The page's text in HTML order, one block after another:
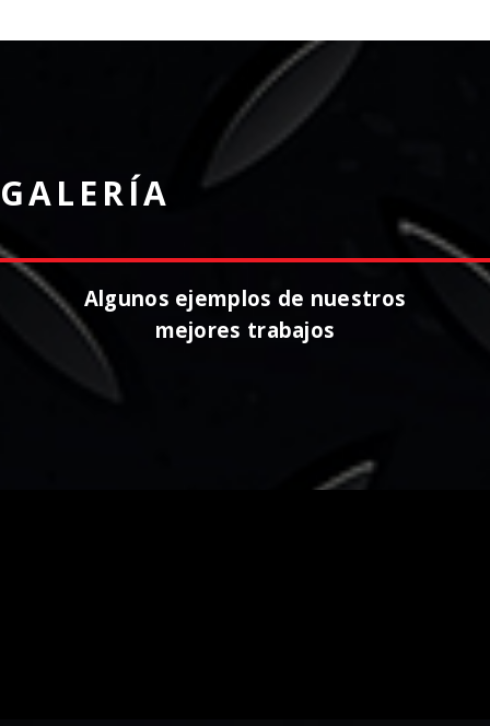
GALERÍA
Algunos ejemplos de nuestros
mejores trabajos